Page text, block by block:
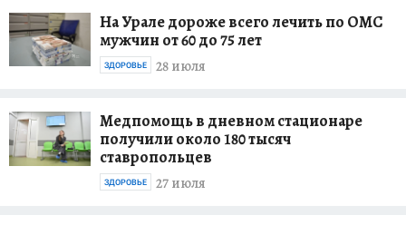
На Урале дороже всего лечить по ОМС
мужчин от 60 до 75 лет
28 июля
ЗДОРОВЬЕ
Медпомощь в дневном стационаре
получили около 180 тысяч
ставропольцев
27 июля
ЗДОРОВЬЕ